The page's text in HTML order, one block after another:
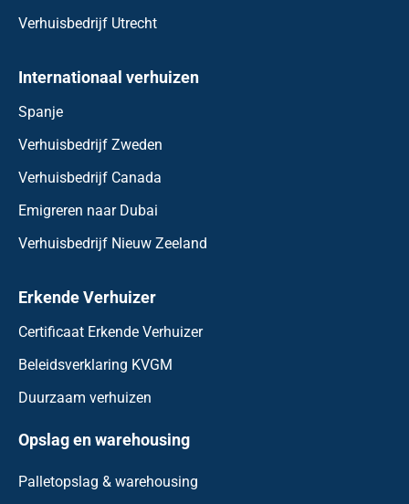
Verhuisbedrijf Utrecht
Internationaal verhuizen
Spanje
Verhuisbedrijf Zweden
Verhuisbedrijf Canada
Emigreren naar Dubai
Verhuisbedrijf Nieuw Zeeland
Erkende Verhuizer
Certificaat Erkende Verhuizer
Beleidsverklaring KVGM
Duurzaam verhuizen
Opslag en warehousing
Palletopslag & warehousing